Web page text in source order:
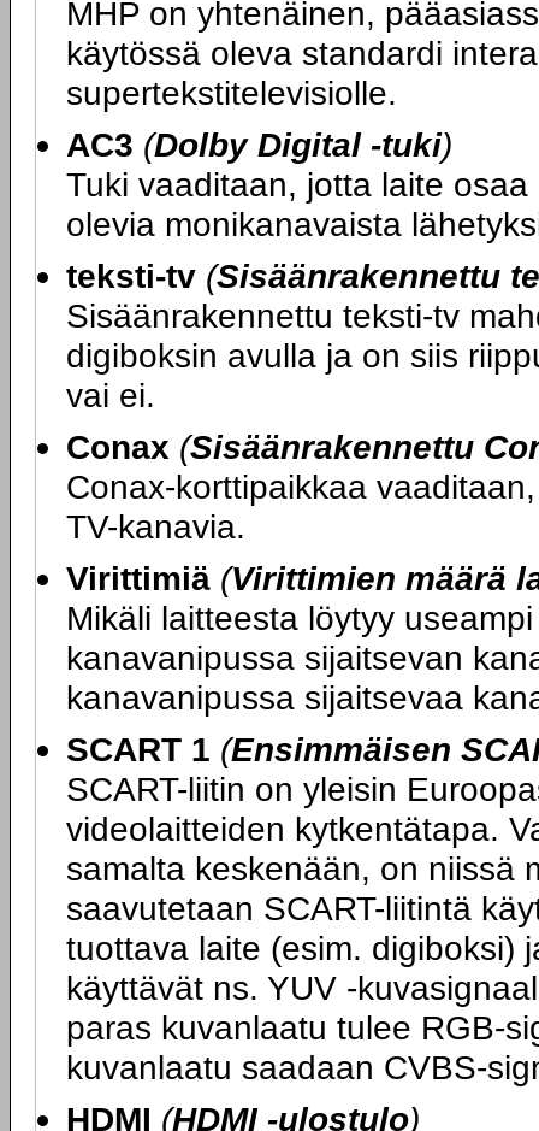
MHP on yhtenäinen,
käytössä oleva standardi
supertekstitelevisiolle.
AC3 (Dolby Digital -tuki)
Tuki vaaditaan, jotta laite
olevia monikanavaista
teksti-tv (Sisäänrakennettu
Sisäänrakennettu teksti-tv
digiboksin avulla ja on siis
vai ei.
Conax (Sisäänrakennettu
Conax-korttipaikkaa
TV-kanavia.
Virittimiä (Virittimien määrä
Mikäli laitteesta löytyy
kanavanipussa sijaitsevan
kanavanipussa sijaitsevaa
SCART 1 (Ensimmäisen
SCART-liitin on yleisin
videolaitteiden kytkentätapa.
samalta keskenään, on niissä
saavutetaan SCART-liitintä
tuottava laite (esim. digiboksi)
käyttävät ns. YUV -
paras kuvanlaatu tulee RGB-
kuvanlaatu saadaan CVBS-
HDMI (HDMI -ulostulo)